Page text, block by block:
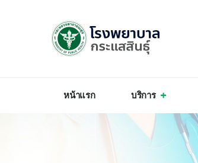
หน้าแรก บริการ